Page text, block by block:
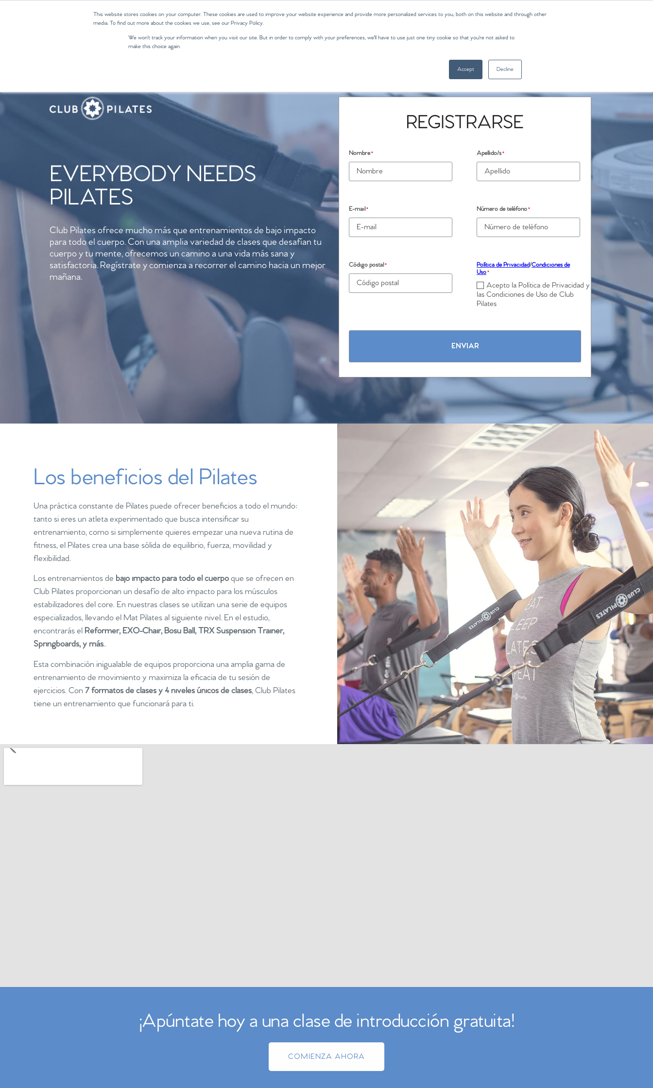
This website stores cookies on your computer. These cookies are used to improve your website experience and provide more personalized services to you, both on this website and through other
media. To find out more about the cookies we use, see our Privacy Policy.
We won't track your information when you visit our site. But in order to comply with your preferences, we'll have to use just one tiny cookie so that you're not asked to
make this choice again.
Accept Decline
EVERYBODY NEEDS
PILATES
Club Pilates ofrece mucho más que entrenamientos de bajo impacto
para todo el cuerpo. Con una amplia variedad de clases que desafían tu
cuerpo y tu mente, ofrecemos un camino a una vida más sana y
satisfactoria. Regístrate y comienza a recorrer el camino hacia un mejor
mañana.
REGISTRARSE
Nombre* Apellido/s*
E-mail* Número de teléfono*
Código postal* Política de Privacidad/Condiciones de
Uso*
Acepto la Política de Privacidad y
las Condiciones de Uso de Club
Pilates
Los beneficios del Pilates
Una práctica constante de Pilates puede ofrecer beneficios a todo el mundo:
tanto si eres un atleta experimentado que busca intensificar su
entrenamiento, como si simplemente quieres empezar una nueva rutina de
fitness, el Pilates crea una base sólida de equilibrio, fuerza, movilidad y
flexibilidad.
Los entrenamientos de bajo impacto para todo el cuerpoque se ofrecen en
Club Pilates proporcionan un desafío de alto impacto para los músculos
estabilizadores del core. En nuestras clases se utilizan una serie de equipos
especializados, llevando el Mat Pilates al siguiente nivel. En el estudio,
encontrarás el Reformer, EXO-Chair, Bosu Ball, TRX Suspension Trainer,
Springboards, y más..
Esta combinación inigualable de equipos proporciona una amplia gama de
entrenamiento de movimiento y maximiza la eficacia de tu sesión de
ejercicios. Con7 formatos de clases y 4 niveles únicos de clases, Club Pilates
tiene un entrenamiento que funcionará para ti.
¡Apúntate hoy a una clase de introducción gratuita!
COMIENZA AHORA